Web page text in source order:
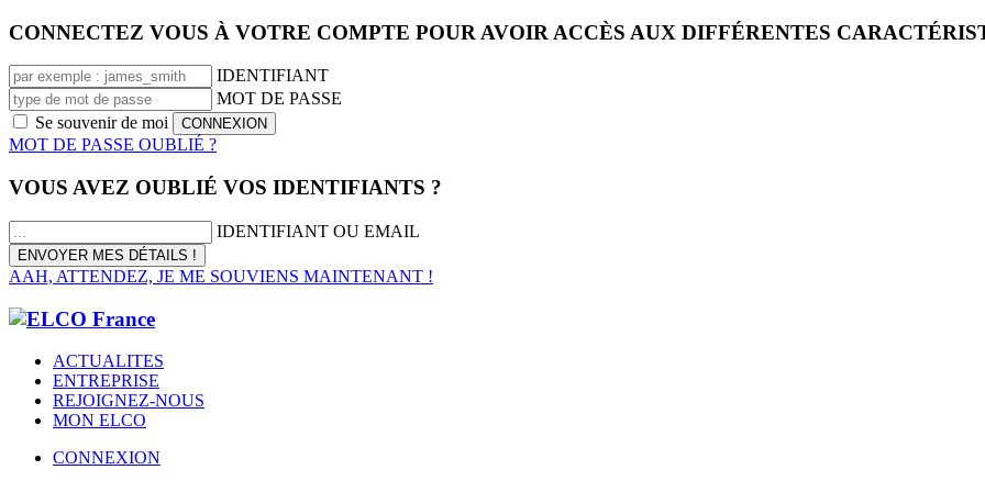
CONNECTEZ VOUS À VOTRE COMPTE POUR AVOIR ACCÈS AUX DIFFÉRENTES
IDENTIFIANT
MOT DE PASSE
Se souvenir de moi
MOT DE PASSE OUBLIÉ ?
VOUS AVEZ OUBLIÉ VOS IDENTIFIANTS ?
IDENTIFIANT OU EMAIL
AAH, ATTENDEZ, JE ME SOUVIENS MAINTENANT !
ACTUALITES
ENTREPRISE
REJOIGNEZ-NOUS
MON ELCO
CONNEXION